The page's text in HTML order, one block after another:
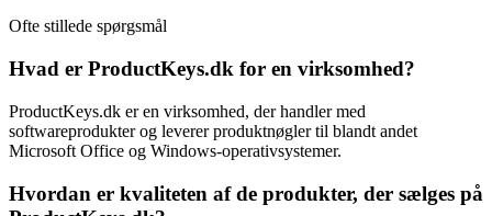
Ofte stillede spørgsmål
Hvad er ProductKeys.dk for en virksomhed?
ProductKeys.dk er en virksomhed, der handler med
softwareprodukter og leverer produktnøgler til blandt andet
Microsoft Office og Windows-operativsystemer.
Hvordan er kvaliteten af de produkter, der sælges på